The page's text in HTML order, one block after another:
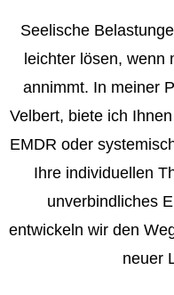
Seelische
leichter lösen, wenn
annimmt. In meiner
Velbert, biete ich
EMDR oder
Ihre individuellen
unverbindliches
entwickeln wir den
neuer